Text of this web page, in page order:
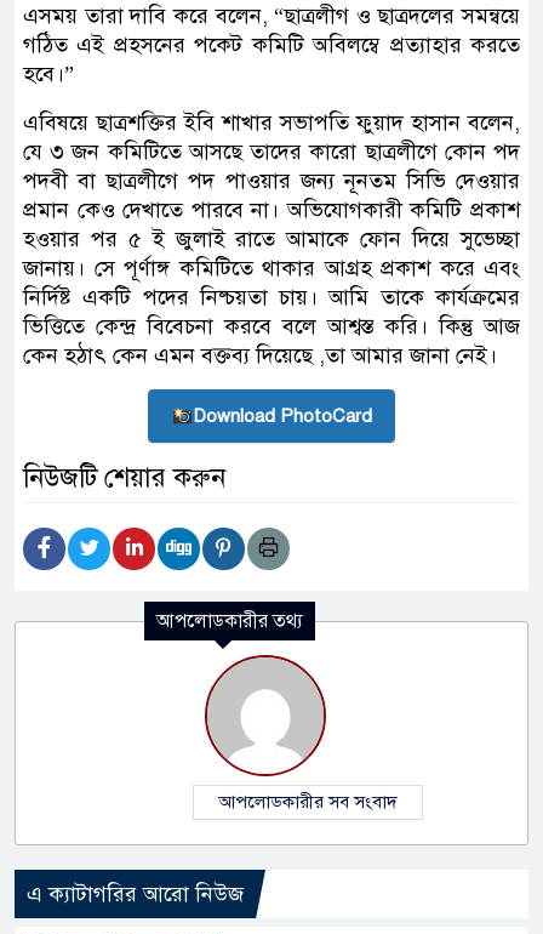
এসময় তারা দাবি করে বলেন, “ছাত্রলীগ ও ছাত্রদলের সমন্বয়ে
গঠিত এই প্রহসনের পকেট কমিটি অবিলম্বে প্রত্যাহার করতে
হবে।”
এবিষয়ে ছাত্রশক্তির ইবি শাখার সভাপতি ফুয়াদ হাসান বলেন,
যে ৩ জন কমিটিতে আসছে তাদের কারো ছাত্রলীগে কোন পদ
পদবী বা ছাত্রলীগে পদ পাওয়ার জন্য নূনতম সিভি দেওয়ার
প্রমান কেও দেখাতে পারবে না। অভিযোগকারী কমিটি প্রকাশ
হওয়ার পর ৫ ই জুলাই রাতে আমাকে ফোন দিয়ে সুভেচ্ছা
জানায়। সে পূর্ণাঙ্গ কমিটিতে থাকার আগ্রহ প্রকাশ করে এবং
নির্দিষ্ট একটি পদের নিষ্চয়তা চায়। আমি তাকে কার্যক্রমের
ভিত্তিতে কেন্দ্র বিবেচনা করবে বলে আশ্বস্ত করি। কিন্তু আজ
কেন হঠাৎ কেন এমন বক্তব্য দিয়েছে ,তা আমার জানা নেই।
Download PhotoCard
নিউজটি শেয়ার করুন
আপলোডকারীর তথ্য
আপলোডকারীর সব সংবাদ
এ ক্যাটাগরির আরো নিউজ